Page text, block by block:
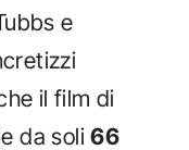
e
il film di
da soli66